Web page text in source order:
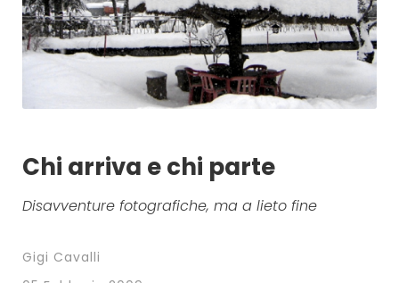
Chi arriva e chi parte
Disavventure fotografiche, ma a lieto fine
Gigi Cavalli